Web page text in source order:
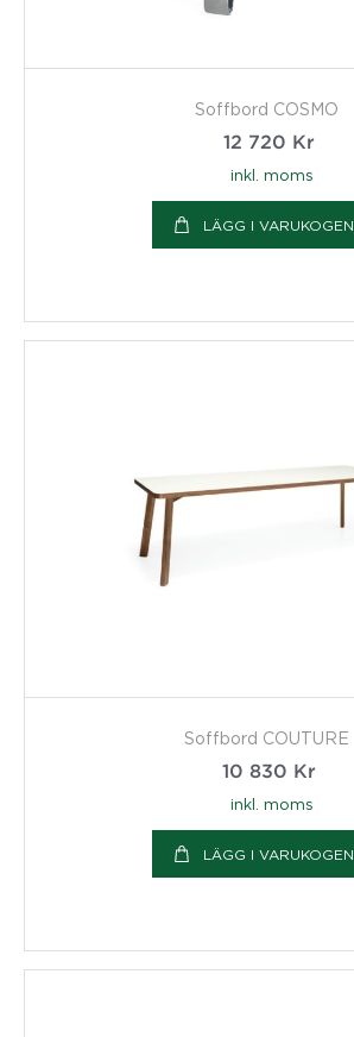
Soffbord COSMO
12 720 Kr
inkl. moms
LÄGG I VARUKOGEN
Soffbord COUTURE
10 830 Kr
inkl. moms
LÄGG I VARUKOGEN